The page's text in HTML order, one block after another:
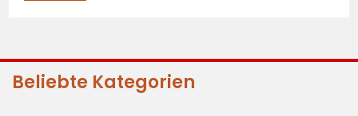
Beliebte Kategorien